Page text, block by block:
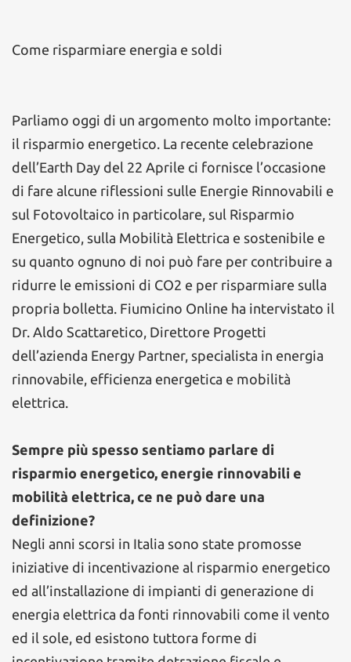
Come risparmiare energia e soldi
Parliamo oggi di un argomento molto importante:
il risparmio energetico. La recente celebrazione
dell’Earth Day del 22 Aprile ci fornisce l’occasione
di fare alcune riflessioni sulle Energie Rinnovabili e
sul Fotovoltaico in particolare, sul Risparmio
Energetico, sulla Mobilità Elettrica e sostenibile e
su quanto ognuno di noi può fare per contribuire a
ridurre le emissioni di CO2 e per risparmiare sulla
propria bolletta. Fiumicino Online ha intervistato il
Dr. Aldo Scattaretico, Direttore Progetti
dell’azienda Energy Partner, specialista in energia
rinnovabile, efficienza energetica e mobilità
elettrica.
Sempre più spesso sentiamo parlare di
risparmio energetico, energie rinnovabili e
mobilità elettrica, ce ne può dare una
definizione?
Negli anni scorsi in Italia sono state promosse
iniziative di incentivazione al risparmio energetico
ed all’installazione di impianti di generazione di
energia elettrica da fonti rinnovabili come il vento
ed il sole, ed esistono tuttora forme di